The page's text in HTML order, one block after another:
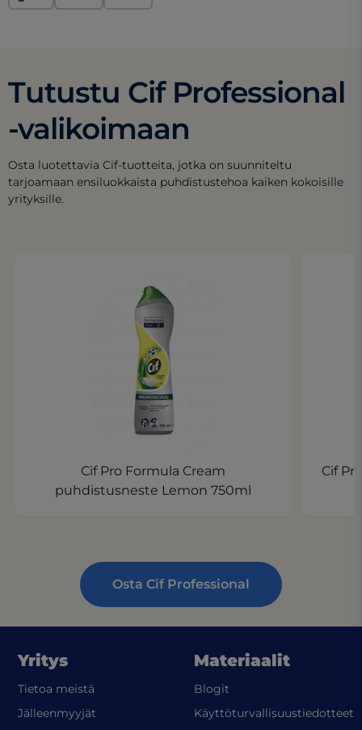
Tutustu Cif Professional
-valikoimaan
Osta luotettavia Cif-tuotteita, jotka on suunniteltu
tarjoamaan ensiluokkaista puhdistustehoa kaiken kokoisille
yrityksille.
Cif Pro Formula Cream
puhdistusneste Lemon 750ml
Cif
Osta Cif Professional
Yritys
Tietoa meistä
Jälleenmyyjät
Materiaalit
Blogit
Käyttöturvallisuustiedotteet